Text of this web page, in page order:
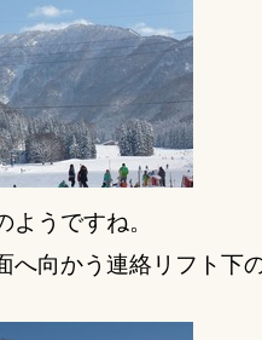
ようですね。
へ向かう連絡リフト下